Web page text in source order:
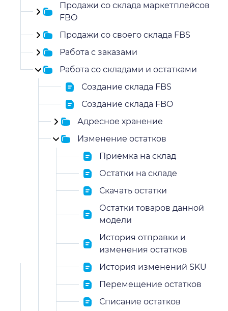
Продажи со склада маркетплейсов
FBO
Продажи со своего склада FBS
Работа с заказами
Работа со складами и остатками
Создание склада FBS
Создание склада FBO
Адресное хранение
Изменение остатков
Приемка на склад
Остатки на складе
Скачать остатки
Остатки товаров данной
модели
История отправки и
изменения остатков
История изменений SKU
Перемещение остатков
Списание остатков